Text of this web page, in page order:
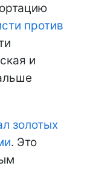
против
и
золотых
. Это